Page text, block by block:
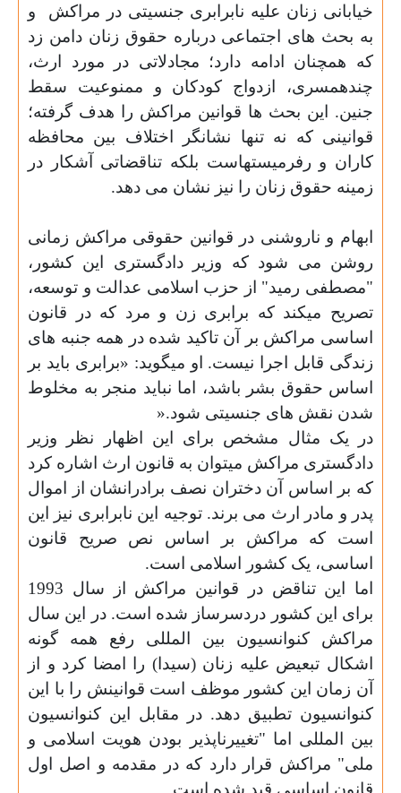
خیابانی زنان علیه نابرابری جنسیتی در مراکش
و
به بحث های اجتماعی درباره حقوق زنان دامن زد
که همچنان ادامه دارد؛ مجادلاتی در مورد ارث،
چندهمسری، ازدواج کودکان و ممنوعیت سقط
جنین. این بحث ها قوانین مراکش را هدف گرفته؛
قوانینی که نه تنها نشانگر اختلاف بین محافظه
کاران و رفرمیستهاست بلکه تناقضاتی آشکار در
زمینه حقوق زنان را نیز نشان می دهد.
ابهام و ناروشنی در قوانین حقوقی مراکش زمانی
روشن می شود که وزیر دادگستری این کشور،
"مصطفی رمید" از حزب اسلامی عدالت و توسعه،
تصریح میکند که برابری زن و مرد که در قانون
اساسی مراکش بر آن تاکید شده در همه جنبه های
زندگی قابل اجرا نیست. او میگوید: «برابری باید بر
اساس حقوق بشر باشد، اما نباید منجر به مخلوط
شدن نقش های جنسیتی شود».
در یک مثال مشخص برای این اظهار نظر وزیر
دادگستری مراکش میتوان به قانون ارث اشاره کرد
که بر اساس آن دختران نصف برادرانشان از اموال
پدر و مادر ارث می برند. توجیه این نابرابری نیز این
است که مراکش بر اساس نص صریح قانون
اساسی، یک کشور اسلامی است.
اما این تناقض در قوانین مراکش از سال 1993
برای این کشور دردسرساز شده است. در این سال
مراکش کنوانسیون بین المللی رفع همه گونه
اشکال تبعیض علیه زنان (سیدا) را امضا کرد و از
آن زمان این کشور موظف است قوانینش را با این
کنوانسیون تطبیق دهد. در مقابل این کنوانسیون
بین المللی اما "تغییرناپذیر بودن هویت اسلامی و
ملی" مراکش قرار دارد که در مقدمه و اصل اول
قانون اساسی قید شده است